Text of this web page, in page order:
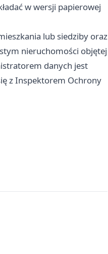
w wersji papierowej
lub siedziby oraz
nieruchomości objętej
danych jest
z Inspektorem Ochrony